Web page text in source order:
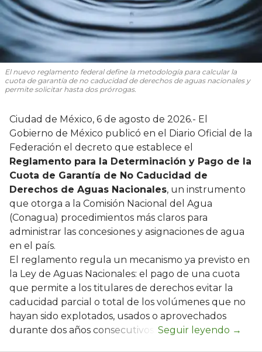
El nuevo reglamento federal define la metodología para calcular la
cuota de garantía de no caducidad de derechos de aguas nacionales y
permite solicitar hasta dos prórrogas.
Ciudad de México, 6 de agosto de 2026.- El
Gobierno de México publicó en el Diario Oficial de la
Federación el decreto que establece el
Reglamento para la Determinación y Pago de la
Cuota de Garantía de No Caducidad de
Derechos de Aguas Nacionales, un instrumento
que otorga a la Comisión Nacional del Agua
(Conagua) procedimientos más claros para
administrar las concesiones y asignaciones de agua
en el país.
El reglamento regula un mecanismo ya previsto en
la Ley de Aguas Nacionales: el pago de una cuota
que permite a los titulares de derechos evitar la
caducidad parcial o total de los volúmenes que no
hayan sido explotados, usados o aprovechados
durante dos años consecutivos.